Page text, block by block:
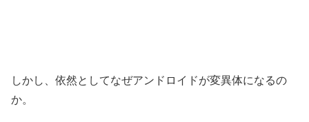
しかし、依然としてなぜアンドロイドが変異体になるの
か。